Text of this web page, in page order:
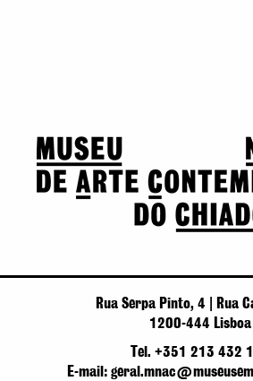
Rua Serpa Pinto, 4 | Rua
1200-444 Lisboa
Tel. +351 213 432
E-mail: